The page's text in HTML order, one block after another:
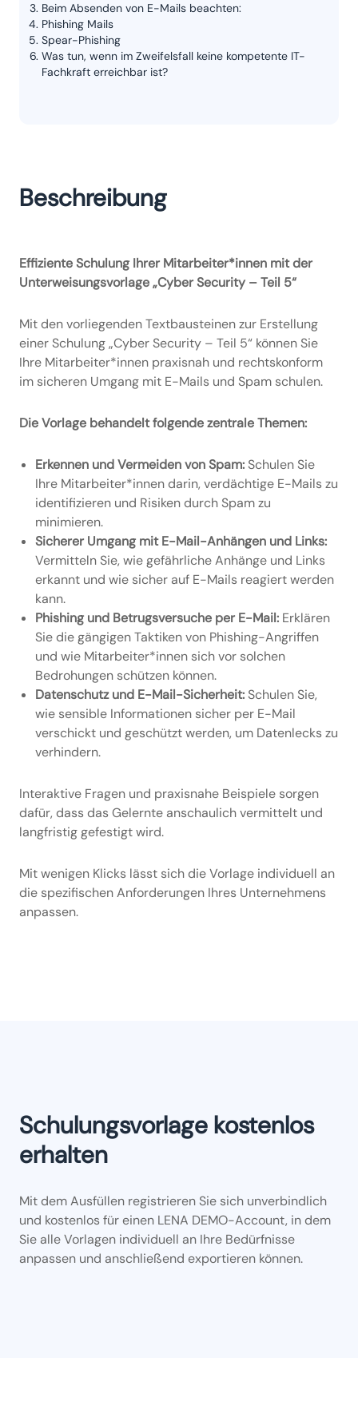
Beim Absenden von E-Mails beachten:
Phishing Mails
Spear-Phishing
Was tun, wenn im Zweifelsfall keine kompetente IT-
Fachkraft erreichbar ist?
Beschreibung
Effiziente Schulung Ihrer Mitarbeiter*innen mit der
Unterweisungsvorlage „Cyber Security – Teil 5“
Mit den vorliegenden Textbausteinen zur Erstellung
einer Schulung „Cyber Security – Teil 5“ können Sie
Ihre Mitarbeiter*innen praxisnah und rechtskonform
im sicheren Umgang mit E-Mails und Spam schulen.
Die Vorlage behandelt folgende zentrale Themen:
Erkennen und Vermeiden von Spam:Schulen Sie
Ihre Mitarbeiter*innen darin, verdächtige E-Mails zu
identifizieren und Risiken durch Spam zu
minimieren.
Sicherer Umgang mit E-Mail-Anhängen und Links:
Vermitteln Sie, wie gefährliche Anhänge und Links
erkannt und wie sicher auf E-Mails reagiert werden
kann.
Phishing und Betrugsversuche per E-Mail: Erklären
Sie die gängigen Taktiken von Phishing-Angriffen
und wie Mitarbeiter*innen sich vor solchen
Bedrohungen schützen können.
Datenschutz und E-Mail-Sicherheit:Schulen Sie,
wie sensible Informationen sicher per E-Mail
verschickt und geschützt werden, um Datenlecks zu
verhindern.
Interaktive Fragen und praxisnahe Beispiele sorgen
dafür, dass das Gelernte anschaulich vermittelt und
langfristig gefestigt wird.
Mit wenigen Klicks lässt sich die Vorlage individuell an
die spezifischen Anforderungen Ihres Unternehmens
anpassen.
Schulungsvorlage kostenlos
erhalten
Mit dem Ausfüllen registrieren Sie sich unverbindlich
und kostenlos für einen LENA DEMO-Account, in dem
Sie alle Vorlagen individuell an Ihre Bedürfnisse
anpassen und anschließend exportieren können.